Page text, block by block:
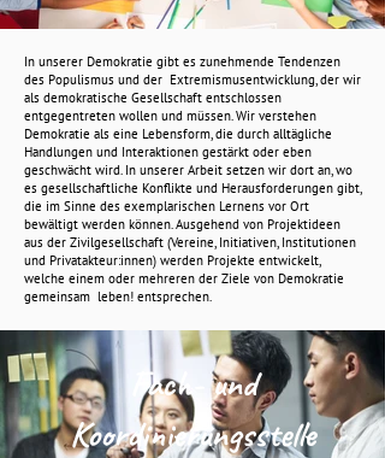
In unserer Demokratie gibt es zunehmende Tendenzen
des Populismus und der Extremismusentwicklung, der wir
als demokratische Gesellschaft entschlossen
entgegentreten wollen und müssen. Wir verstehen
Demokratie als eine Lebensform, die durch alltägliche
Handlungen und Interaktionen gestärkt oder eben
geschwächt wird. In unserer Arbeit setzen wir dort an, wo
es gesellschaftliche Konflikte und Herausforderungen gibt,
die im Sinne des exemplarischen Lernens vor Ort
bewältigt werden können. Ausgehend von Projektideen
aus der Zivilgesellschaft (Vereine, Initiativen, Institutionen
und Privatakteur:innen) werden Projekte entwickelt,
welche einem oder mehreren der Ziele von Demokratie
gemeinsam leben! entsprechen.
Fach- und
Koordinierungsstelle